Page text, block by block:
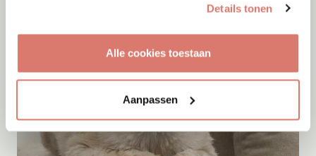
Details tonen
Alle cookies toestaan
Aanpassen